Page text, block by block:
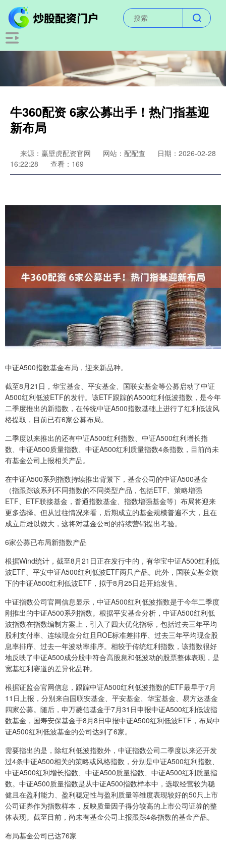
牛360配资 6家公募出手！热门指基迎
新布局
来源：赢壁虎配资官网 网站：配配查
日期：2026-02-28
16:22:28
查看：169
中证A500指数基金布局，迎来新品种。
截至8月21日，华宝基金、平安基金、国联安基金等公募启动了中证
A500红利低波ETF的发行。该ETF跟踪的A500红利低波指数，是今年
二季度推出的新指数，在传统中证A500指数基础上进行了红利低波风
格提取，目前已有6家公募布局。
二季度以来推出的还有中证A500红利指数、中证A500红利增长指
数、中证A500质量指数、中证A500红利质量指数4条指数，目前尚未
有基金公司上报相关产品。
在中证A500系列指数持续推出背景下，基金公司的中证A500基金
（指跟踪该系列不同指数的不同类型产品，包括ETF、策略增强
ETF、ETF联接基金，普通指数基金、指数增强基金等）布局将迎来
更多选择。但从过往情况来看，后期成立的基金规模普遍不大，且在
成立后难以做大，这将对基金公司的持续营销提出考验。
6家公募已布局新指数产品
根据Wind统计，截至8月21日正在发行中的，有华宝中证A500红利低
波ETF、平安中证A500红利低波ETF两只产品。此外，国联安基金旗
下的中证A500红利低波ETF，拟于8月25日起开始发售。
中证指数公司官网信息显示，中证A500红利低波指数是于今年二季度
刚推出的中证A500系列指数。根据平安基金分析，中证A500红利低
波指数在指数编制方案上，引入了四大优化指标，包括过去三年平均
股利支付率、连续现金分红且ROE标准差排序、过去三年平均现金股
息率排序、过去一年波动率排序。相较于传统红利指数，该指数很好
地反映了中证A500成分股中符合高股息和低波动的股票整体表现，是
宽基红利赛道的差异化品种。
根据证监会官网信息，跟踪中证A500红利低波指数的ETF最早于7月
11日上报，分别来自国联安基金、平安基金、华宝基金、易方达基金
四家公募。随后，申万菱信基金于7月31日申报中证A500红利低波指
数基金，国寿安保基金于8月8日申报中证A500红利低波ETF，布局中
证A500红利低波基金的公司达到了6家。
需要指出的是，除红利低波指数外，中证指数公司二季度以来还开发
过4条中证A500相关的策略或风格指数，分别是中证A500红利指数、
中证A500红利增长指数、中证A500质量指数、中证A500红利质量指
数。中证A500质量指数是从中证A500指数样本中，选取经营较为稳
健且在盈利能力、盈利稳定性与盈利质量等维度表现较好的50只上市
公司证券作为指数样本，反映质量因子得分较高的上市公司证券的整
体表现。截至目前，尚未有基金公司上报跟踪4条指数的基金产品。
布局基金公司已达76家